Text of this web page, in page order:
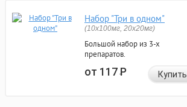
Набор "Три в одном"
(10x100мг, 20x20мг)
Большой набор из 3-х
препаратов.
от 117Р Купить